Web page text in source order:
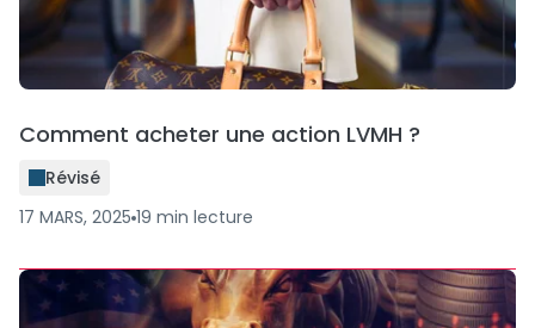
Comment acheter une action LVMH ?
Révisé
17 MARS, 2025 19 min lecture